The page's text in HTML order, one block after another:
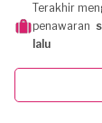
Terakhir
penawaran
lalu